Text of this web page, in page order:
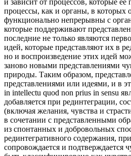
и зависит от процессов, которые
процессы, как и органы, в которых
функционально непрерывны с
которые поддерживают
последние не только являются
идей, которые представляют их в
но и воспроизведение этих идей
заново новыми представлениями
природы. Таким образом,
представлениями или идеями, и в
in intellectu quod non prius in sensu
добавляется при рединтеграции,
(включая желания, чувства и
в сочетании с представленными
из спонтанных и добровольных
рединтегративного содержания,
сопровождается и подтверждается